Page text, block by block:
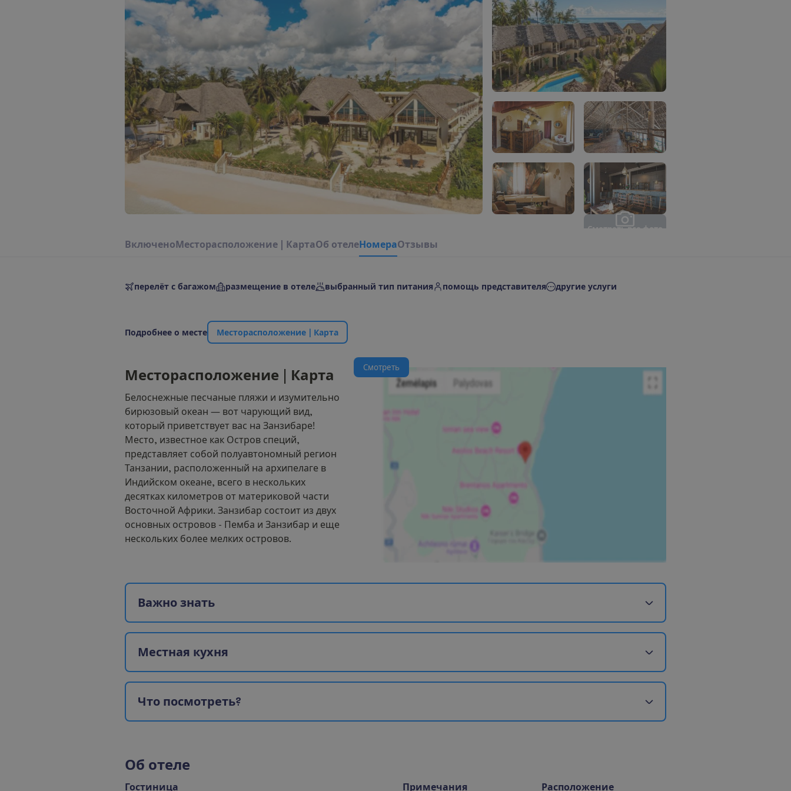
Смотреть все фото
ВключеноМесторасположение КартаОб отелеНомераОтзывы
перелёт с багажом размещение в отеле выбранный тип питания помощь представителя другие услуги
Подробнее о месте Месторасположение Карта
Месторасположение Карта
Белоснежные песчаные пляжи и изумительно
бирюзовый океан — вот чарующий вид,
который приветствует вас на Занзибаре!
Место, известное как Остров специй,
представляет собой полуавтономный регион
Танзании, расположенный на архипелаге в
Индийском океане, всего в нескольких
десятках километров от материковой части
Восточной Африки. Занзибар состоит из двух
основных островов - Пемба и Занзибар и еще
нескольких более мелких островов.
Смотреть
Важно знать
Местная кухня
Что посмотреть?
Об отеле
Гостиница Примечания Расположение